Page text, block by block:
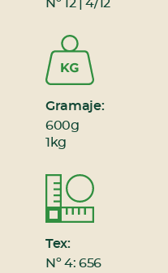
Nº 12 | 4/12
Gramaje:
600g
1kg
Tex:
Nº 4: 656